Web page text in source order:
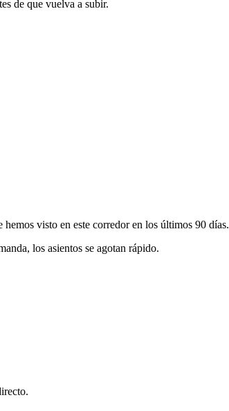
de que vuelva a subir.
visto en este corredor en los últimos 90 días.
los asientos se agotan rápido.